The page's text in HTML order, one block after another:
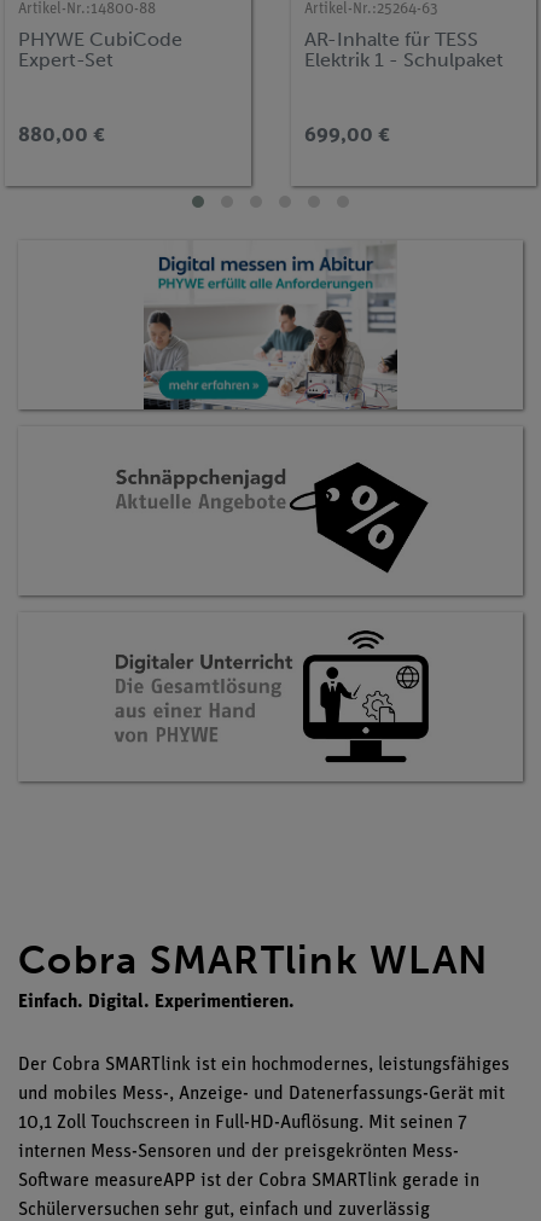
Artikel-Nr.:14800-88
PHYWE CubiCode
Expert-Set
880,00 €
Artikel-Nr.:25264-63
AR-Inhalte für TESS
Elektrik 1 - Schulpaket
699,00 €
Cobra SMARTlink WLAN
Einfach. Digital. Experimentieren.
Der Cobra SMARTlink ist ein hochmodernes, leistungsfähiges
und mobiles Mess-, Anzeige- und Datenerfassungs-Gerät mit
10,1 Zoll Touchscreen in Full-HD-Auflösung. Mit seinen 7
internen Mess-Sensoren und der preisgekrönten Mess-
Software measureAPP ist der Cobra SMARTlink gerade in
Schülerversuchen sehr gut, einfach und zuverlässig